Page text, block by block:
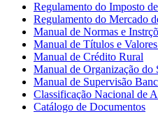
Regulamento do Imposto
Regulamento do Mercado
Manual de Normas e
Manual de Títulos e
Manual de Crédito Rural
Manual de Organização do
Manual de Supervisão
Classificação Nacional de
Catálogo de Documentos